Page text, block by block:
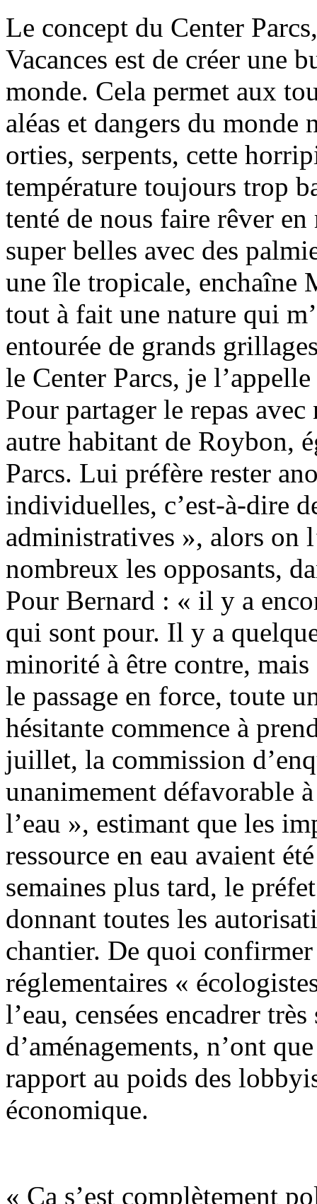
Le concept du Center
Vacances est de créer une
monde. Cela permet aux
aléas et dangers du monde
orties, serpents, cette
température toujours trop
tenté de nous faire rêver
super belles avec des
une île tropicale, enchaîne
tout à fait une nature qui
entourée de grands
le Center Parcs, je
Pour partager le repas
autre habitant de Roybon,
Parcs. Lui préfère rester
individuelles, c’est-à-dire
administratives », alors on
nombreux les opposants,
Pour Bernard : « il y a
qui sont pour. Il y a
minorité à être contre, mais
le passage en force, toute
hésitante commence à
juillet, la commission
unanimement défavorable
l’eau », estimant que les
ressource en eau avaient
semaines plus tard, le
donnant toutes les
chantier. De quoi
réglementaires «
l’eau, censées encadrer
d’aménagements, n’ont
rapport au poids des
économique.
« Ça s’est complètement